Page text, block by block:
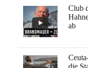
Club
ab
die